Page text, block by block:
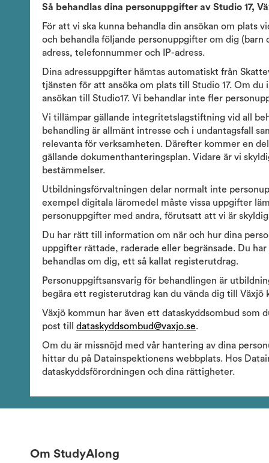
Så behandlas dina personuppgifter av Studio 17,
För att vi ska kunna behandla din ansökan om plats
och behandla följande personuppgifter om dig
adress, telefonnummer och IP-adress.
Dina adressuppgifter hämtas automatiskt från
tjänsten för att ansöka om plats till Studio 17. Om
ansökan till Studio17. Vi behandlar inte fler
Vi tillämpar gällande integritetslagstiftning vid all
behandling är allmänt intresse och i undantagsfall
relevanta för verksamheten. Därefter kommer en
gällande dokumenthanteringsplan. Vidare är vi
bestämmelser.
Utbildningsförvaltningen delar normalt inte
exempel digitala läromedel måste vissa uppgifter
personuppgifter med andra, förutsatt att vi är
Du har rätt till information om när och hur dina
uppgifter rättade, raderade eller begränsade. Du
behandlas om dig, ett så kallat registerutdrag.
Personuppgiftsansvarig för behandlingen är
begära ett registerutdrag kan du vända dig till
Växjö kommun har även ett dataskyddsombud som
post till dataskyddsombud@vaxjo.se.
Om du är missnöjd med vår hantering av dina
hittar du på Datainspektionens webbplats. Hos
dataskyddsförordningen och dina rättigheter.
Om StudyAlong